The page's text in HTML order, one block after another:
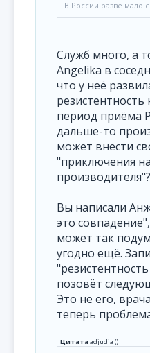
В России разве мало
Служб много, а
Angelika в
что у неё
период приёма
дальше-то
может внести
"приключения
производителя"?
Вы написали
это
может так
угодно ещё.
позовёт
Это не его,
теперь
Цитатаadjudja ()